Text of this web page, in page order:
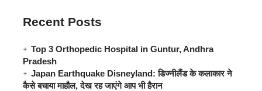
Recent Posts
Top 3 Orthopedic Hospital in Guntur, Andhra
Pradesh
Japan Earthquake Disneyland: डिज्नीलैंड के कलाकार ने
कैसे बचाया माहौल, देख रह जाएंगे आप भी हैरान